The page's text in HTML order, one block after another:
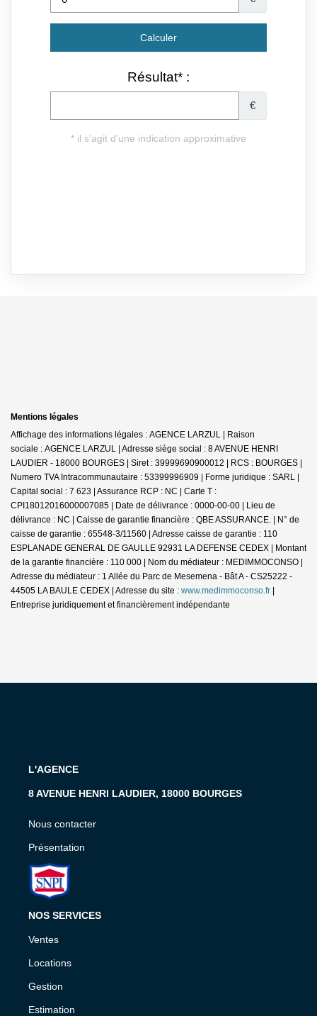
Mentions légales
Affichage des informations légales : AGENCE LARZUL | Raison
sociale : AGENCE LARZUL | Adresse siège social : 8 AVENUE HENRI
LAUDIER - 18000 BOURGES | Siret : 39999690900012 | RCS : BOURGES |
Numero TVA Intracommunautaire : 53399996909 | Forme juridique : SARL |
Capital social : 7 623 | Assurance RCP : NC | Carte T :
CPI18012016000007085 | Date de délivrance : 0000-00-00 | Lieu de
délivrance : NC | Caisse de garantie financière : QBE ASSURANCE. | N° de
caisse de garantie : 65548-3/11560 | Adresse caisse de garantie : 110
ESPLANADE GENERAL DE GAULLE 92931 LA DEFENSE CEDEX | Montant
de la garantie financière : 110 000 | Nom du médiateur : MEDIMMOCONSO |
Adresse du médiateur : 1 Allée du Parc de Mesemena - Bât A - CS25222 -
44505 LA BAULE CEDEX | Adresse du site : www.medimmoconso.fr |
Entreprise juridiquement et financièrement indépendante
L'AGENCE
8 AVENUE HENRI LAUDIER, 18000 BOURGES
Nous contacter
Présentation
NOS SERVICES
Ventes
Locations
Gestion
Estimation